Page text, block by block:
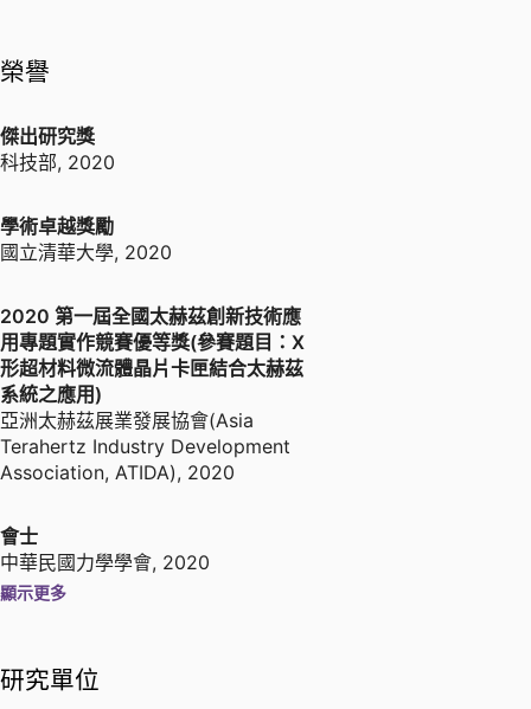
榮譽
傑出研究獎
科技部, 2020
學術卓越獎勵
國立清華大學, 2020
2020 第一屆全國太赫茲創新技術應
用專題實作競賽優等獎(參賽題目：X
形超材料微流體晶片卡匣結合太赫茲
系統之應用)
亞洲太赫茲展業發展協會(Asia
Terahertz Industry Development
Association, ATIDA), 2020
會士
中華民國力學學會, 2020
DNA extraction from clinical
顯示更多
研究單位